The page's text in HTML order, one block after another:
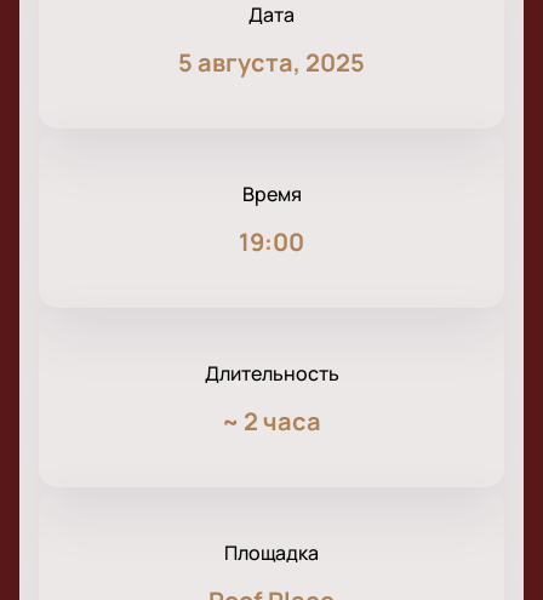
Дата
5 августа, 2025
Время
19:00
Длительность
~ 2 часа
Площадка